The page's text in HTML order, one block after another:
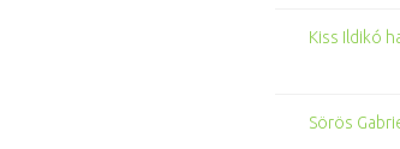
Kiss Ildikó
Sörös